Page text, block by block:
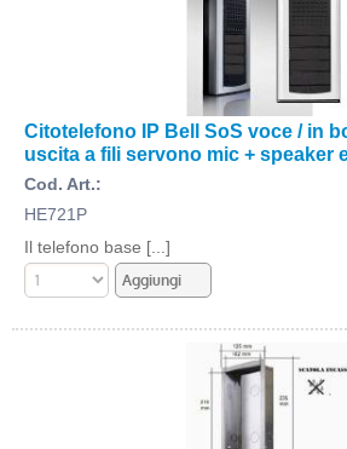
Citotelefono IP Bell SoS voce / in
uscita a fili servono mic + speaker
Cod. Art.:
HE721P
Il telefono base [...]